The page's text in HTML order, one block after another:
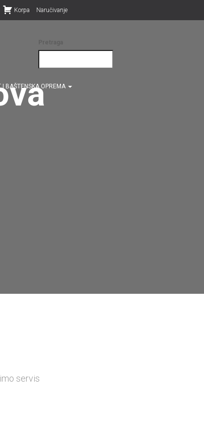
Korpa Naručivanje
I BAŠTENSKA OPREMA
servis